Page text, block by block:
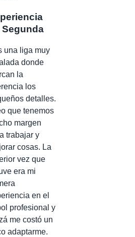
Segunda
una liga muy
donde
la
los
detalles.
que tenemos
margen
trabajar y
cosas. La
vez que
era mi
en el
profesional y
me costó un
adaptarme.